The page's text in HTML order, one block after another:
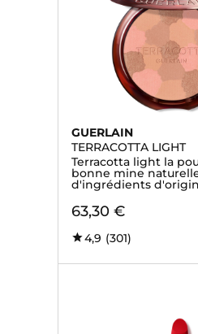
GUERLAIN
TERRACOTTA LIGHT
Terracotta light la
bonne mine
d'ingrédients
63,30 €
4,9 (301)